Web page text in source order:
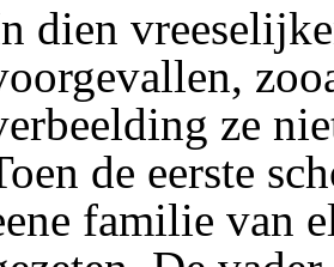
dien
ze
de eerste
familie van